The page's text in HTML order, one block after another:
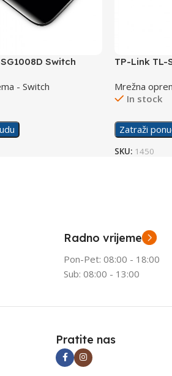
Switch
- Switch
TP-Link TL-
Mrežna
In stock
Zatraži
SKU: 1450
Radno vrijeme
Pon-Pet: 08:00 - 18:00
Sub: 08:00 - 13:00
Pratite nas